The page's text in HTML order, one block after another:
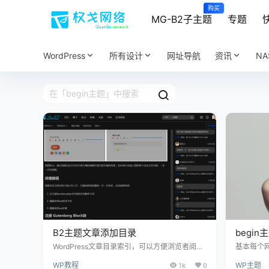
MG-B2子主题
购买
专题
WordPress 所有设计 网址导航 资讯
B2主题文章添加目录
WordPress文章目录索引，可以方便浏览者阅
章目录索引代码，可以将h2-h6段落标题自动生
WP教程 1k 0
begin
基本每个
将网页添
WP主题